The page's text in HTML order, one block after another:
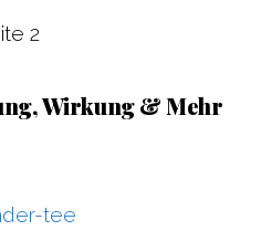
2
Wirkung & Mehr